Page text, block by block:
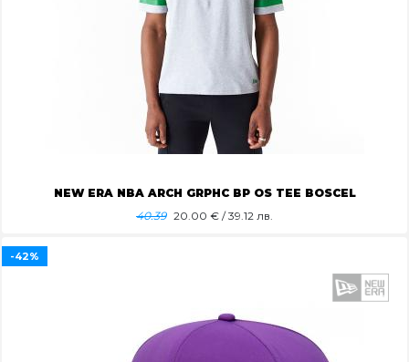
NEW ERA NBA ARCH GRPHC BP OS TEE BOSCEL
40.39 20.00 € / 39.12 лв.
-42%